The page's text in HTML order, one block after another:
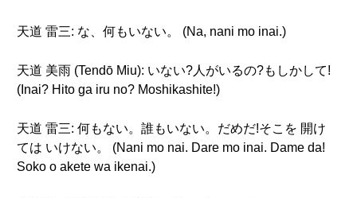
天道 雷三: な、何もいない。 (Na, nani mo inai.)
天道 美雨 (Tendō Miu): いない?人がいるの?もしかして!
(Inai? Hito ga iru no? Moshikashite!)
天道 雷三: 何もない。誰もいない。だめだ!そこを 開け
ては いけない。 (Nani mo nai. Dare mo inai. Dame da!
Soko o akete wa ikenai.)